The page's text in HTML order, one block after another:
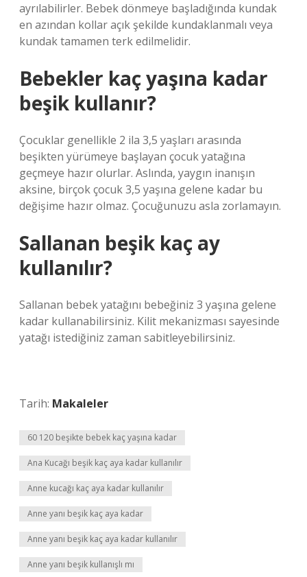
ayrılabilirler. Bebek dönmeye başladığında kundak
en azından kollar açık şekilde kundaklanmalı veya
kundak tamamen terk edilmelidir.
Bebekler kaç yaşına kadar
beşik kullanır?
Çocuklar genellikle 2 ila 3,5 yaşları arasında
beşikten yürümeye başlayan çocuk yatağına
geçmeye hazır olurlar. Aslında, yaygın inanışın
aksine, birçok çocuk 3,5 yaşına gelene kadar bu
değişime hazır olmaz. Çocuğunuzu asla zorlamayın.
Sallanan beşik kaç ay
kullanılır?
Sallanan bebek yatağını bebeğiniz 3 yaşına gelene
kadar kullanabilirsiniz. Kilit mekanizması sayesinde
yatağı istediğiniz zaman sabitleyebilirsiniz.
Tarih: Makaleler
60 120 beşikte bebek kaç yaşına kadar
Ana Kucağı beşik kaç aya kadar kullanılır
Anne kucağı kaç aya kadar kullanılır
Anne yanı beşik kaç aya kadar
Anne yanı beşik kaç aya kadar kullanılır
Anne yanı beşik kullanışlı mı